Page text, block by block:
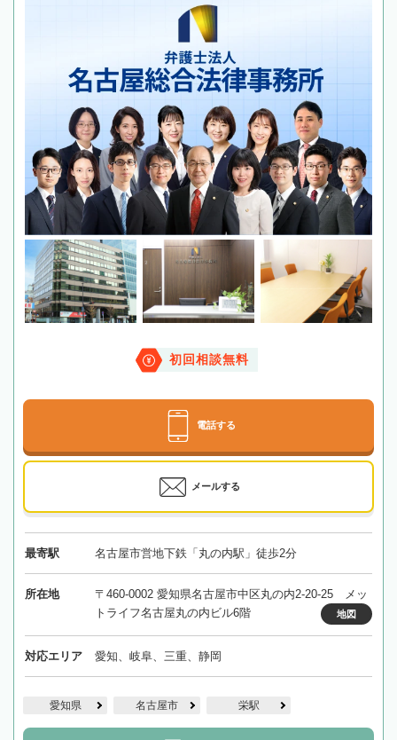
初回相談無料
電話する
メールする
最寄駅 名古屋市営地下鉄「丸の内駅」徒歩2分
所在地
〒460-0002 愛知県名古屋市中区丸の内2-20-25 メッ
トライフ名古屋丸の内ビル6階
地図
対応エリア 愛知、岐阜、三重、静岡
愛知県 名古屋市 栄駅